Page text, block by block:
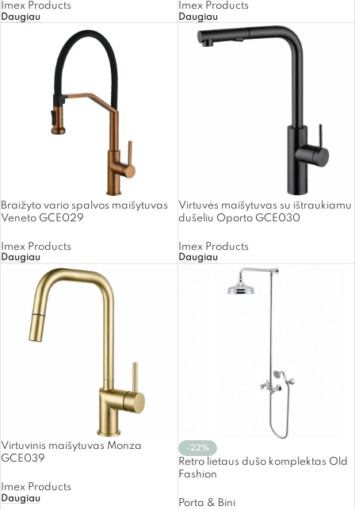
Imex Products
Daugiau
Imex Products
Daugiau
Braižyto vario spalvos maišytuvas
Veneto GCE029
Imex Products
Daugiau
Virtuvės maišytuvas su ištraukiamu
dušeliu Oporto GCE030
Imex Products
Daugiau
Virtuvinis maišytuvas Monza
GCE039
Imex Products
Daugiau
-22%
Retro lietaus dušo komplektas Old
Fashion
Porta & Bini